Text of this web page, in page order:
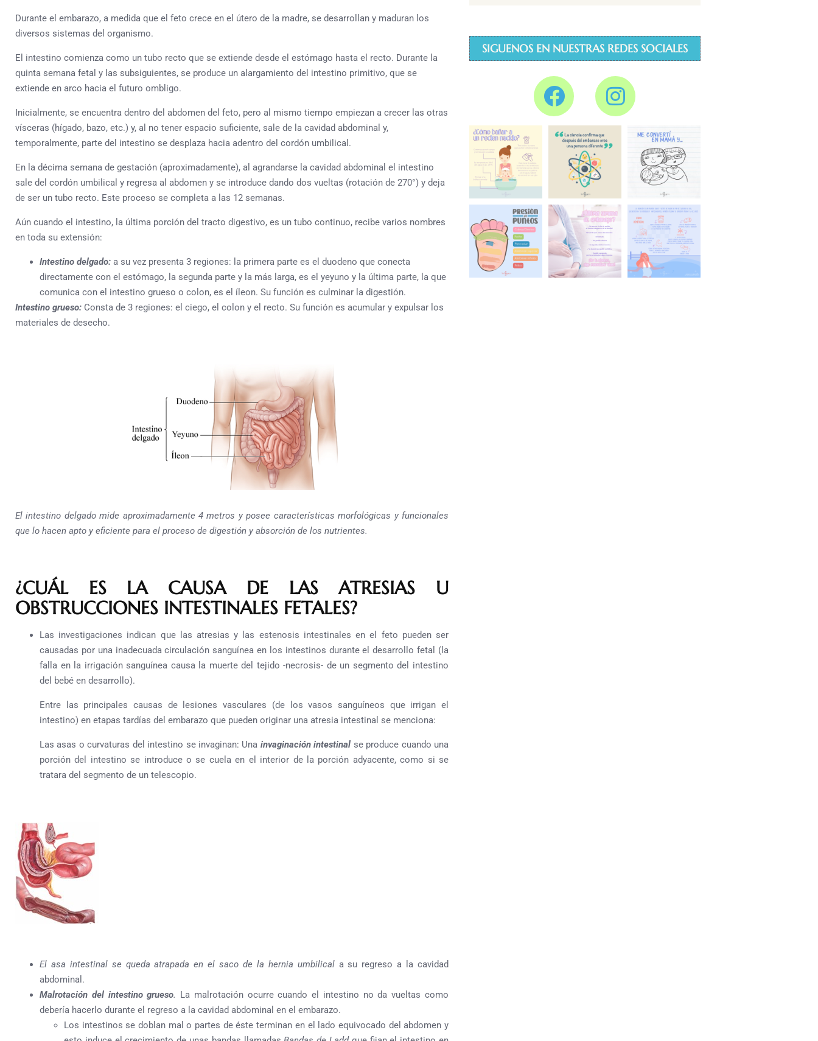
Durante el embarazo, a medida que el feto crece en el útero de la madre, se desarrollan y maduran los
diversos sistemas del organismo.
El intestino comienza como un tubo recto que se extiende desde el estómago hasta el recto. Durante la
quinta semana fetal y las subsiguientes, se produce un alargamiento del intestino primitivo, que se
extiende en arco hacia el futuro ombligo.
Inicialmente, se encuentra dentro del abdomen del feto, pero al mismo tiempo empiezan a crecer las otras
vísceras (hígado, bazo, etc.) y, al no tener espacio suficiente, sale de la cavidad abdominal y,
temporalmente, parte del intestino se desplaza hacia adentro del cordón umbilical.
En la décima semana de gestación (aproximadamente), al agrandarse la cavidad abdominal el intestino
sale del cordón umbilical y regresa al abdomen y se introduce dando dos vueltas (rotación de 270°) y deja
de ser un tubo recto. Este proceso se completa a las 12 semanas.
Aún cuando el intestino, la última porción del tracto digestivo, es un tubo continuo, recibe varios nombres
en toda su extensión:
Intestino delgado: a su vez presenta 3 regiones: la primera parte es el duodeno que conecta
directamente con el estómago, la segunda parte y la más larga, es el yeyuno y la última parte, la que
comunica con el intestino grueso o colon, es el íleon. Su función es culminar la digestión.
Intestino grueso: Consta de 3 regiones: el ciego, el colon y el recto. Su función es acumular y expulsar los
materiales de desecho.
El intestino delgado mide aproximadamente 4 metros y posee ­características morfológicas y funcionales
que lo hacen apto y eficiente para el proceso de digestión y absorción de los nutrientes.
¿CUÁL ES LA CAUSA DE LAS ATRESIAS U
OBSTRUCCIONES INTESTINALES FETALES?
Las investigaciones indican que las atresias y las estenosis intestinales en el feto pueden ser
causadas por una inadecuada circulación sanguínea en los intestinos durante el desarrollo fetal (la
falla en la irrigación sanguínea causa la muerte del tejido -necrosis- de un segmento del intestino
del bebé en desarrollo).
Entre las principales causas de lesiones vasculares (de los vasos sanguíneos que irrigan el
intestino) en etapas tardías del embarazo que pueden originar una atresia intestinal se menciona:
Las asas o curvaturas del intestino se invaginan: Una invaginación intestinal se produce cuando una
porción del intestino se introduce o se cuela en el interior de la porción adyacente, como si se
tratara del segmento de un telescopio.
El asa intestinal se queda atrapada en el saco de la hernia umbilicala su regreso a la cavidad
abdominal.
Malrotación del intestino grueso. La malrotación ocurre cuando el intestino no da vueltas como
debería hacerlo durante el regreso a la cavidad abdominal en el embarazo.
Los intestinos se doblan mal o partes de éste terminan en el lado equivocado del abdomen y
SIGUENOS EN NUESTRAS REDES SOCIALES